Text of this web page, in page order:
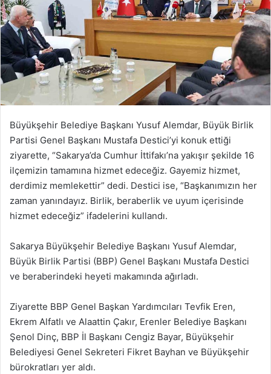
Büyükşehir Belediye Başkanı Yusuf Alemdar, Büyük Birlik
Partisi Genel Başkanı Mustafa Destici’yi konuk ettiği
ziyarette, “Sakarya’da Cumhur İttifakı’na yakışır şekilde 16
ilçemizin tamamına hizmet edeceğiz. Gayemiz hizmet,
derdimiz memlekettir” dedi. Destici ise, “Başkanımızın her
zaman yanındayız. Birlik, beraberlik ve uyum içerisinde
hizmet edeceğiz” ifadelerini kullandı.
Sakarya Büyükşehir Belediye Başkanı Yusuf Alemdar,
Büyük Birlik Partisi (BBP) Genel Başkanı Mustafa Destici
ve beraberindeki heyeti makamında ağırladı.
Ziyarette BBP Genel Başkan Yardımcıları Tevfik Eren,
Ekrem Alfatlı ve Alaattin Çakır, Erenler Belediye Başkanı
Şenol Dinç, BBP İl Başkanı Cengiz Bayar, Büyükşehir
Belediyesi Genel Sekreteri Fikret Bayhan ve Büyükşehir
bürokratları yer aldı.